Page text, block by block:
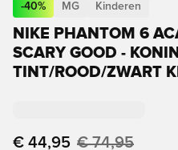
-40% MG Kinderen
NIKE PHANTOM 6
SCARY GOOD -
TINT/ROOD/ZWART
€ 44,95 € 74,95